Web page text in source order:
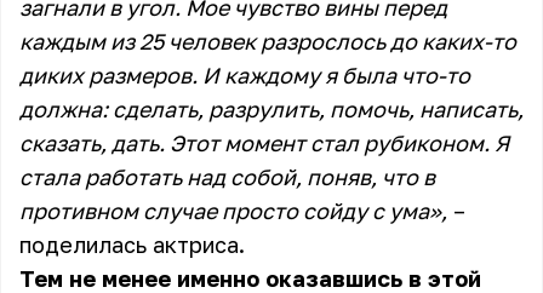
загнали в угол. Мое чувство вины перед
каждым из 25 человек разрослось до каких-то
диких размеров. И каждому я была что-то
должна: сделать, разрулить, помочь, написать,
сказать, дать. Этот момент стал рубиконом. Я
стала работать над собой, поняв, что в
противном случае просто сойду с ума», –
поделилась актриса.
Тем не менее именно оказавшись в этой